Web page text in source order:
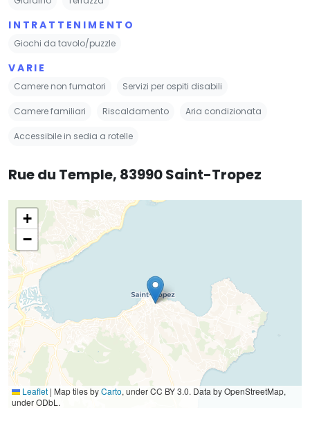
INTRATTENIMENTO
Giochi da tavolo/puzzle
VARIE
Camere non fumatori Servizi per ospiti disabili
Camere familiari Riscaldamento Aria condizionata
Accessibile in sedia a rotelle
Rue du Temple, 83990 Saint-Tropez
+
−
Leaflet | Map tiles byCarto, under CC BY 3.0. Data by OpenStreetMap,
under ODbL.